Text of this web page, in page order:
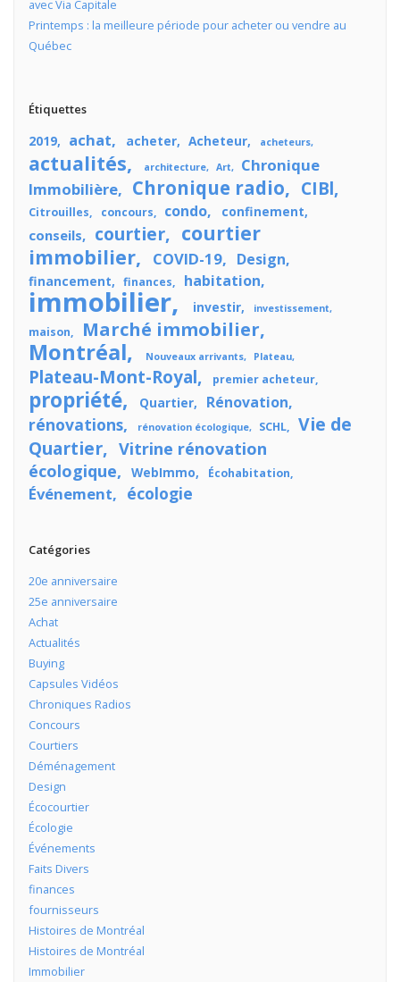
avec Via Capitale
Printemps : la meilleure période pour acheter ou vendre au
Québec
Étiquettes
2019 achat acheter Acheteur acheteurs
actualités architecture Art
Chronique
Immobilière
Chronique radio CIBl
Citrouilles concours condo confinement
conseils courtier
courtier
immobilier
COVID-19 Design
financement finances habitation
immobilier investir investissement
maison Marché immobilier
Montréal Nouveaux arrivants Plateau
Plateau-Mont-Royal premier acheteur
propriété Quartier Rénovation
rénovations rénovation écologique SCHL
Vie de
Quartier
Vitrine rénovation
écologique
WebImmo Écohabitation
Événement écologie
Catégories
20e anniversaire
25e anniversaire
Achat
Actualités
Buying
Capsules Vidéos
Chroniques Radios
Concours
Courtiers
Déménagement
Design
Écocourtier
Écologie
Événements
Faits Divers
finances
fournisseurs
Histoires de Montréal
Histoires de Montréal
Immobilier